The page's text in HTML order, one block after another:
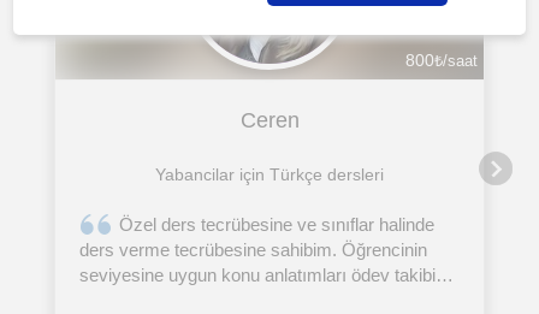
800₺/saat
Ceren
Yabancilar için Türkçe dersleri
Özel ders tecrübesine ve sınıflar halinde
ders verme tecrübesine sahibim. Öğrencinin
seviyesine uygun konu anlatımları ödev takibi